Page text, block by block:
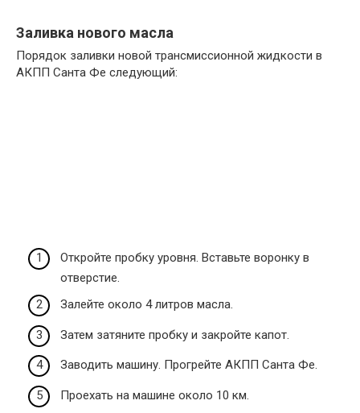
Заливка нового масла
Порядок заливки новой трансмиссионной жидкости в
АКПП Санта Фе следующий:
Откройте пробку уровня. Вставьте воронку в
отверстие.
Залейте около 4 литров масла.
Затем затяните пробку и закройте капот.
Заводить машину. Прогрейте АКПП Санта Фе.
Проехать на машине около 10 км.